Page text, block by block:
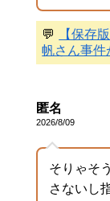
💬
【保存
帆さん事件
匿名
2026/8/09
そりゃそ
さないし